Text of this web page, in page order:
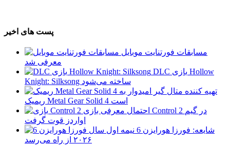
پست های اخیر
مسابقات فورتنایت موبایل
معرفی شد
DLC بازی Hollow
Knight: Silksong ساخته می‌شود
تهیه کننده متال گیر امیدوار به
ریمیک Metal Gear Solid 4 است
احتمال معرفی بازی Control 2 در گیم
اواردز قوت گرفت
شایعه: فورزا هورایزن 6 نیمه اول سال
۲۰۲۶ از راه می‌رسد